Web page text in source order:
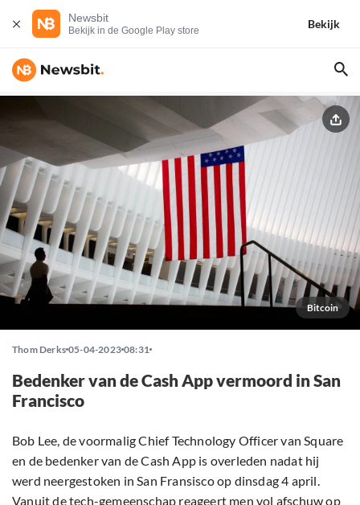
Newsbit
Bekijk in de Google Play store
Bekijk
Bitcoin
Thom Derks 05-04-2023 08:31
Bedenker van de Cash App vermoord in San
Francisco
Bob Lee, de voormalig Chief Technology Officer van Square
en de bedenker van de Cash App is overleden nadat hij
werd neergestoken in San Fransisco op dinsdag 4 april.
Vanuit de tech-gemeenschap reageert men vol afschuw op